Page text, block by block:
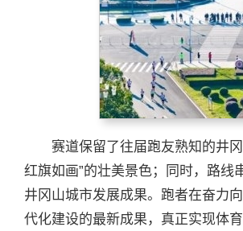
赛道保留了往届跑友熟知的井
红旗如画”的壮美景色；同时，路
井冈山城市发展成果。跑者在奋力
代化建设的最新成果，真正实现体